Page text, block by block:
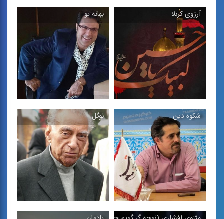
تكنوازان برنامه شماره
583
برنامه ای در آواز افشاری با
اجرای احمد عبادی ...
آرزوی كربلا
مرثیه در آواز افشاری و
دستگاه نوا با مضمون كربلا
آرزوی كربلا
آرزوی كربلا
مرثیه در آواز افشاری و
دستگاه نوا با مضمون كربلا
بهانه تو
بهانه تو
تصنیف در فضای موسیقی
دستگاهی و بیكلام همین
تصنیف
شكوه دین نوگل